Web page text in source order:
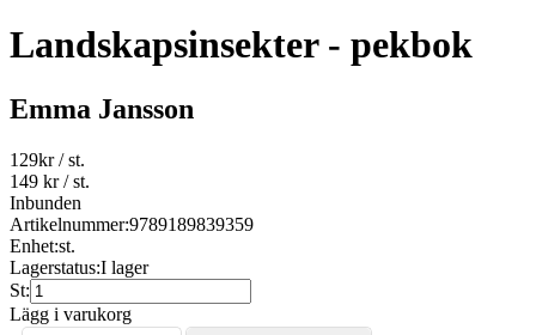
Landskapsinsekter - pekbok
Emma Jansson
129kr/ st.
149 kr/ st.
Inbunden
Artikelnummer:9789189839359
Enhet:st.
Lagerstatus:I lager
St:
Lägg i varukorg